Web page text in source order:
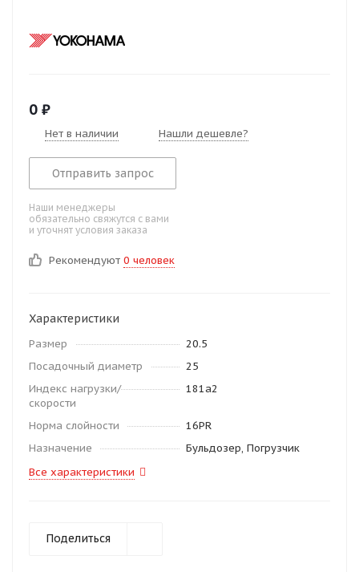
0 ₽
Нет в наличии Нашли дешевле?
Отправить запрос
Наши менеджеры
обязательно свяжутся с вами
и уточнят условия заказа
Рекомендуют 0 человек
Характеристики
Размер
20.5
Посадочный диаметр
25
Индекс нагрузки/
скорости
181a2
Норма слойности
16PR
Назначение
Бульдозер, Погрузчик
Все характеристики
Поделиться